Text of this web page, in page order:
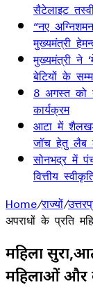
सैटेलाइट
“नए
मुख्यमंत्री
मुख्यमंत्री ने
बेटियों के
8 अगस्त को
कार्यक्रम
आटा में
जॉच हेतु लैब
सोनभद्र में
वित्तीय
Home/राज्यों/
अपराधों के प्रति
महिला
महिलाओं और